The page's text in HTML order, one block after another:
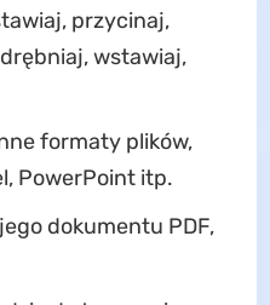
przycinaj,
wstawiaj,
formaty plików,
PowerPoint itp.
dokumentu PDF,